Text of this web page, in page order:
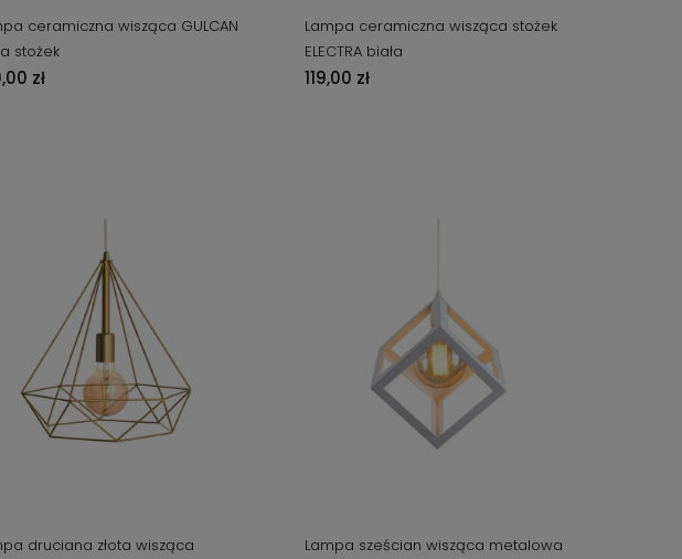
ceramiczna wisząca GULCAN
stożek
zł
Lampa ceramiczna wisząca stożek
ELECTRA biała
119,00 zł
druciana złota wisząca
Lampa sześcian wisząca metalowa